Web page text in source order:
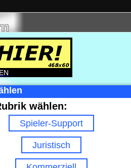
wählen:
Spieler-Support
Juristisch